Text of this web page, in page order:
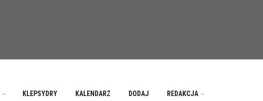
KLEPSYDRY KALENDARZ DODAJ REDAKCJA